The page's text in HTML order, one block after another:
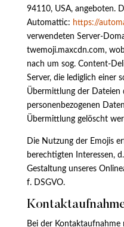
94110, USA, angeboten.
Automattic: https://
verwendeten Server-
twemoji.maxcdn.com,
nach um sog. Content-
Server, die lediglich einer
Übermittlung der Dateien
personenbezogenen
Übermittlung gelöscht
Die Nutzung der Emojis
berechtigten Interessen,
Gestaltung unseres
f. DSGVO.
Bei der Kontaktaufnahme